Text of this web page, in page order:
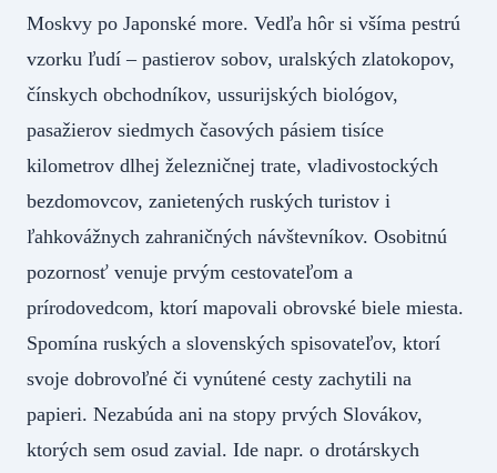
Moskvy po Japonské more. Vedľa hôr si všíma pestrú
vzorku ľudí – pastierov sobov, uralských zlatokopov,
čínskych obchodníkov, ussurijských biológov,
pasažierov siedmych časových pásiem tisíce
kilometrov dlhej železničnej trate, vladivostockých
bezdomovcov, zanietených ruských turistov i
ľahkovážnych zahraničných návštevníkov. Osobitnú
pozornosť venuje prvým cestovateľom a
prírodovedcom, ktorí mapovali obrovské biele miesta.
Spomína ruských a slovenských spisovateľov, ktorí
svoje dobrovoľné či vynútené cesty zachytili na
papieri. Nezabúda ani na stopy prvých Slovákov,
ktorých sem osud zavial. Ide napr. o drotárskych